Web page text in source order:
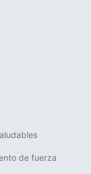
de fuerza